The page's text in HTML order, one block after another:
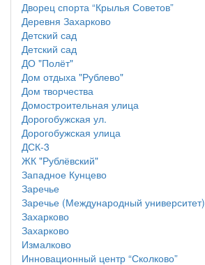
Дворец спорта “Крылья Советов”
Деревня Захарково
Детский сад
Детский сад
ДО "Полёт"
Дом отдыха "Рублево"
Дом творчества
Домостроительная улица
Дорогобужская ул.
Дорогобужская улица
ДСК-3
ЖК "Рублёвский"
Западное Кунцево
Заречье
Заречье (Международный университет)
Захарково
Захарково
Измалково
Инновационный центр “Сколково”